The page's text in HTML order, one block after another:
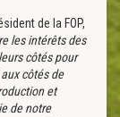
de la FOP,
les intérêts des
côtés pour
côtés de
et
de notre